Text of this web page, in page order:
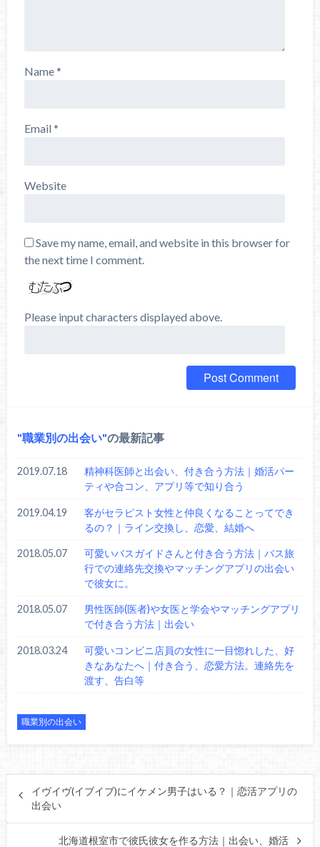
Name*
Email *
Website
Save my name, email, and website in this browser for
the next time I comment.
Please input characters displayed above.
職業別の出会い の最新記事
2019.07.18
精神科医師と出会い、付き合う方法｜婚活パー
ティや合コン、アプリ等で知り合う
2019.04.19
客がセラピスト女性と仲良くなることってでき
るの？｜ライン交換し、恋愛、結婚へ
2018.05.07
可愛いバスガイドさんと付き合う方法｜バス旅
行での連絡先交換やマッチングアプリの出会い
で彼女に。
2018.05.07
男性医師(医者)や女医と学会やマッチングアプリ
で付き合う方法｜出会い
2018.03.24
可愛いコンビニ店員の女性に一目惚れした、好
きなあなたへ｜付き合う、恋愛方法。連絡先を
渡す、告白等
職業別の出会い
イヴイヴ(イブイブ)にイケメン男子はいる？｜恋活アプリの
出会い
北海道根室市で彼氏彼女を作る方法｜出会い、婚活